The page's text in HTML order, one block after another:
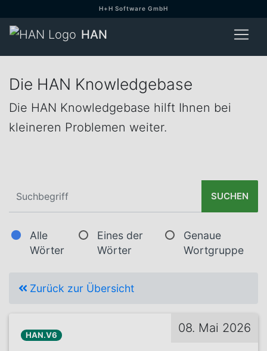
H+H Software GmbH
HAN
Die HAN Knowledgebase
Die HAN Knowledgebase hilft Ihnen bei
kleineren Problemen weiter.
SUCHEN
Alle
Wörter
Eines der
Wörter
Genaue
Wortgruppe
Zurück zur Übersicht
08. Mai 2026
HAN.V6